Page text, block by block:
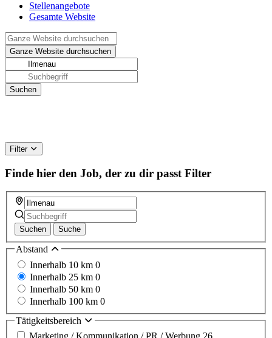
Stellenangebote
Gesamte Website
Filter
Finde hier den Job, der zu dir passt Filter
Suchen Suche
Abstand
Innerhalb 10 km 0
Innerhalb 25 km 0
Innerhalb 50 km 0
Innerhalb 100 km 0
Tätigkeitsbereich